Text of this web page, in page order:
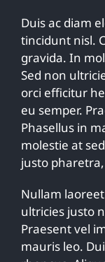
Duis ac diam
tincidunt nisl.
gravida. In
Sed non
orci efficitur
eu semper.
Phasellus in
molestie at
justo
Nullam
ultricies justo
Praesent vel
mauris leo.